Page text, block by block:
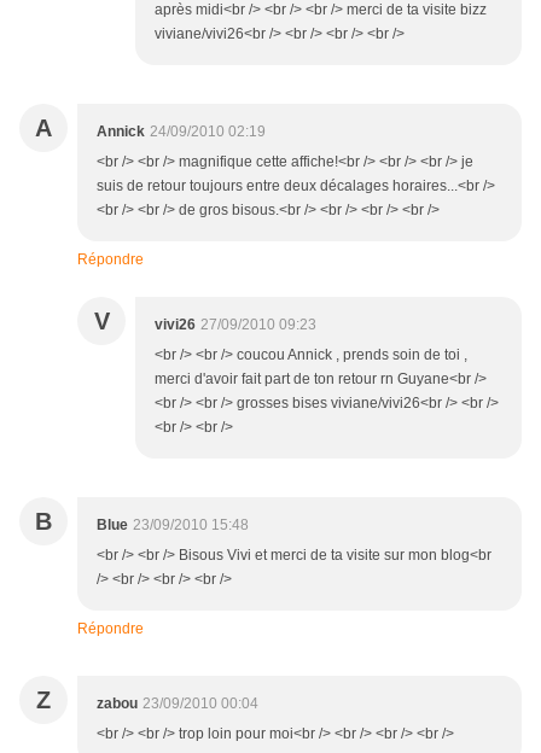
après midi<br /> <br /> <br /> merci de ta visite bizz
viviane/vivi26<br /> <br /> <br /> <br />
A Annick 24/09/2010 02:19
<br /> <br /> magnifique cette affiche!<br /> <br /> <br /> je
suis de retour toujours entre deux décalages horaires...<br />
<br /> <br /> de gros bisous.<br /> <br /> <br /> <br />
Répondre
V vivi26 27/09/2010 09:23
<br /> <br /> coucou Annick , prends soin de toi ,
merci d'avoir fait part de ton retour rn Guyane<br />
<br /> <br /> grosses bises viviane/vivi26<br /> <br />
<br /> <br />
B Blue 23/09/2010 15:48
<br /> <br /> Bisous Vivi et merci de ta visite sur mon blog<br
/> <br /> <br /> <br />
Répondre
Z zabou 23/09/2010 00:04
<br /> <br /> trop loin pour moi<br /> <br /> <br /> <br />